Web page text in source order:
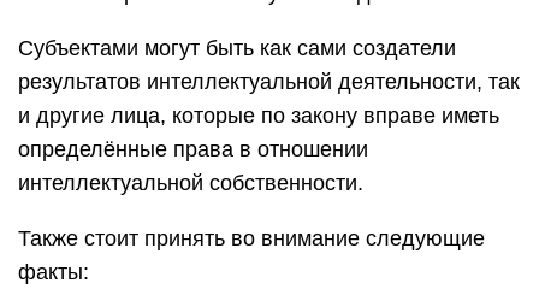
Субъектами могут быть как сами создатели
результатов интеллектуальной деятельности, так
и другие лица, которые по закону вправе иметь
определённые права в отношении
интеллектуальной собственности.
Также стоит принять во внимание следующие
факты: